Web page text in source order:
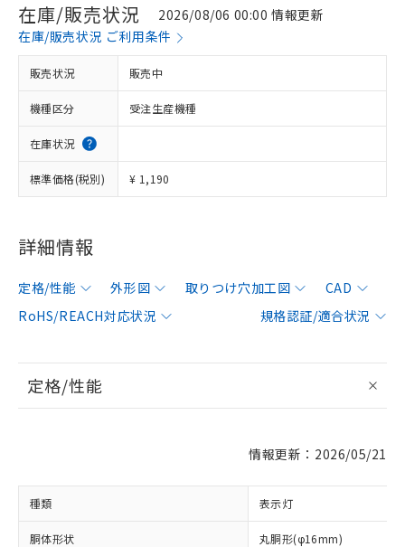
在庫/販売状況
2026/08/06 00:00 情報更新
在庫/販売状況 ご利用条件
販売状況 販売中
機種区分 受注生産機種
在庫状況
標準価格(税別) ¥ 1,190
詳細情報
定格/性能 外形図 取りつけ穴加工図
CAD
RoHS/REACH対応状況
規格認証/適合状況
定格/性能
情報更新：2026/05/21
種類 表示灯
胴体形状 丸胴形(φ16mm)